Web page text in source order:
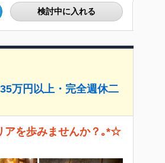
検討中に入れる
万円以上・完全週休二
アを歩みませんか？｡*☆